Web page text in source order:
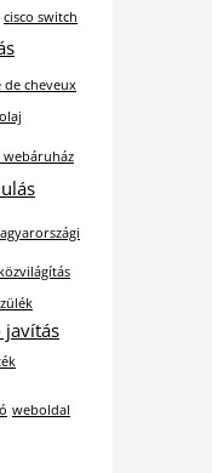
cisco switch
de cheveux
webáruház
javítás
weboldal